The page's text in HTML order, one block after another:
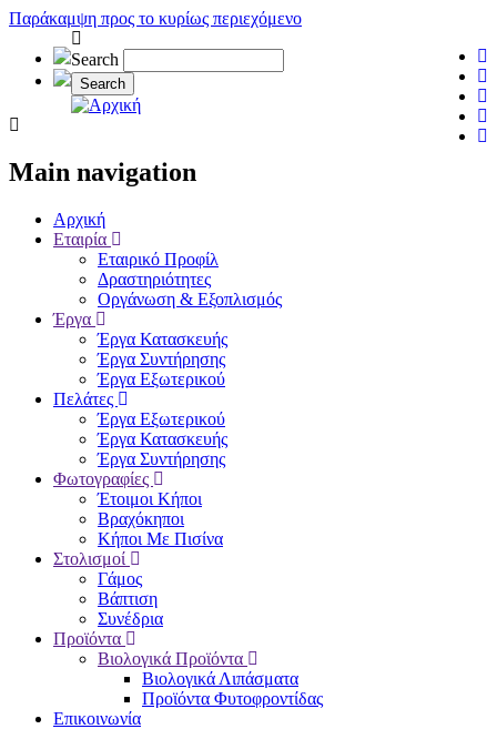
Παράκαμψη προς το κυρίως περιεχόμενο
Search
Main navigation
Αρχική
Εταιρία
Εταιρικό Προφίλ
Δραστηριότητες
Οργάνωση & Εξοπλισμός
Έργα
Έργα Κατασκευής
Έργα Συντήρησης
Έργα Εξωτερικού
Πελάτες
Έργα Εξωτερικού
Έργα Κατασκευής
Έργα Συντήρησης
Φωτογραφίες
Έτοιμοι Κήποι
Βραχόκηποι
Κήποι Με Πισίνα
Στολισμοί
Γάμος
Βάπτιση
Συνέδρια
Προϊόντα
Βιολογικά Προϊόντα
Βιολογικά Λιπάσματα
Προϊόντα Φυτοφροντίδας
Επικοινωνία